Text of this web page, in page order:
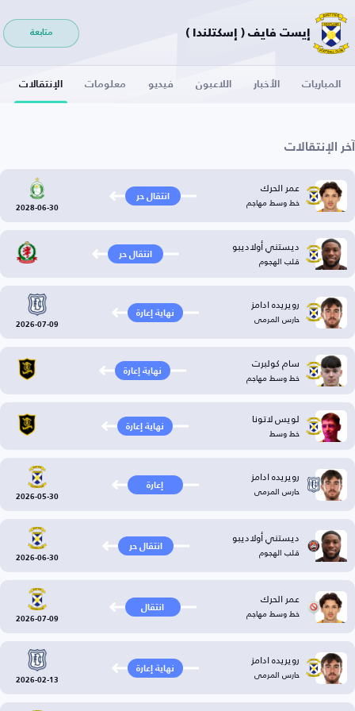
إيست فايف ( إسكتلندا ) متابعة
المباريات الأخبار اللاعبون فيديو معلومات الإنتقالات
آخر الإنتقالات
عمر الحرك
خط وسط مهاجم انتقال حر
2028-06-30
ديستني أولاديبو
قلب الهجوم انتقال حر
رويريده ادامز
حارس المرمى نهاية إعارة
2026-07-09
سام كولبرت
خط وسط مهاجم نهاية إعارة
لويس لاتونا
خط وسط نهاية إعارة
رويريده ادامز
حارس المرمى إعارة
2026-05-30
ديستني أولاديبو
قلب الهجوم انتقال حر
2026-06-30
عمر الحرك
خط وسط مهاجم انتقال
2026-07-09
رويريده ادامز
حارس المرمى نهاية إعارة
2026-02-13